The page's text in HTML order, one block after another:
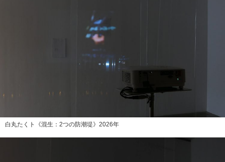
白丸たくト《混生：2つの防潮堤》2026年